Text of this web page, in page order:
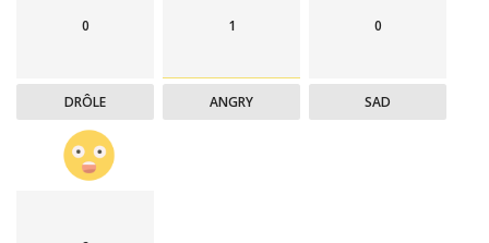
0
DRÔLE
1
ANGRY
0
SAD